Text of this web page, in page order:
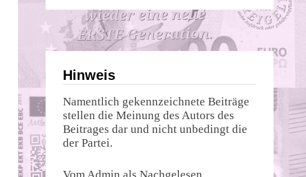
Hinweis
Namentlich gekennzeichnete Beiträge
stellen die Meinung des Autors des
Beitrages dar und nicht unbedingt die
der Partei.